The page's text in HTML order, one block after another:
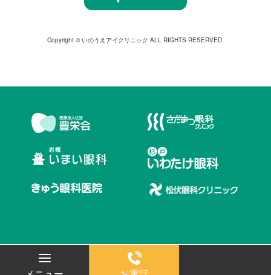
Copyright © いのうえアイクリニック ALL RIGHTS RESERVED.